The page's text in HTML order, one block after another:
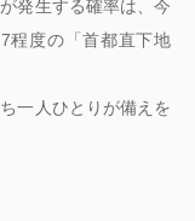
発生する確率は、今
程度の「首都直下地
一人ひとりが備えを